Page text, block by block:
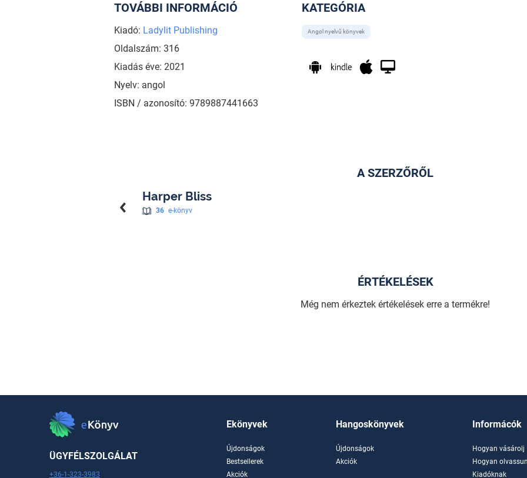
TOVÁBBI INFORMÁCIÓ
Kiadó: Ladylit Publishing
Oldalszám: 316
Kiadás éve: 2021
Nyelv: angol
ISBN / azonosító: 9789887441663
KATEGÓRIA
Angol nyelvű könyvek
A SZERZŐRŐL
Harper Bliss
36 e-könyv
ÉRTÉKELÉSEK
Még nem érkeztek értékelések erre a termékre!
ÜGYFÉLSZOLGÁLAT
+36-1-323-3983
Ekönyvek
Újdonságok
Bestsellerek
Akciók
Hangoskönyvek
Újdonságok
Akciók
Informácók
Hogyan vásárolj
Hogyan
Kiadóknak